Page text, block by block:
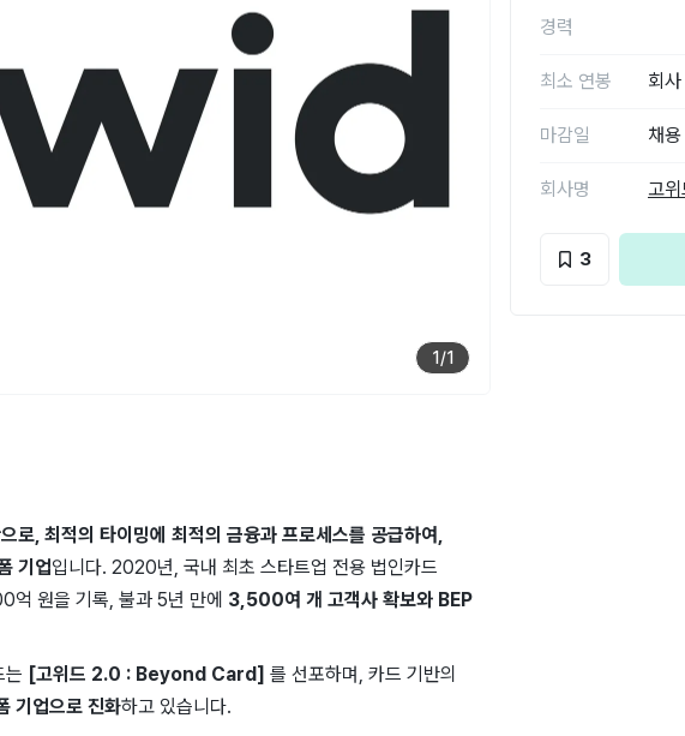
1/1
로, ​최적의 타이밍에 최적의 금융과 ​프로세스를 ​공급하여,
기업입니다. 2020년, ​국내 ​최초 ​스타트업 전용 법인카드 ​
억 원을 기록, ​불과 5년 ​만에 3,500여 ​개 고객사 ​확보와 BEP ​
는 [고위드 2.0 : Beyond Card] 를 선포하며, 카드 기반의
기업으로 진화하고 있습니다.
경력
최소 연봉 회
마감일 채
회사명 고위
3